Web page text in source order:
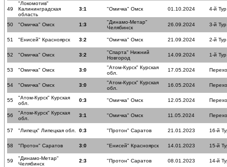
49
"Локомотив"
Калининградская
область
3:1 "Омичка" Омск 01.10.2024 4-й Тур
50 "Омичка" Омск 1:3
"Динамо-Метар"
Челябинск
26.09.2024 3-й Тур
51 "Енисей" Красноярск 3:2 "Омичка" Омск 21.09.2024 2-й Тур
52 "Омичка" Омск 3:2
"Спарта" Нижний
Новгород
14.09.2024 1-й Тур
53 "Омичка" Омск 3:0
"Атом-Курск" Курская
обл.
17.05.2024
54 "Омичка" Омск 3:0
"Атом-Курск" Курская
обл.
16.05.2024
55
"Атом-Курск" Курская
обл.
0:3 "Омичка" Омск 12.05.2024
56
"Атом-Курск" Курская
обл.
3:1 "Омичка" Омск 11.05.2024
57 "Липецк" Липецкая обл. 0:3 "Протон" Саратов 21.01.2023 16-й
58 "Протон" Саратов 3:0 "Енисей" Красноярск 14.01.2023 15-й
59
"Динамо-Метар"
Челябинск
2:3 "Протон" Саратов 08.01.2023 14-й